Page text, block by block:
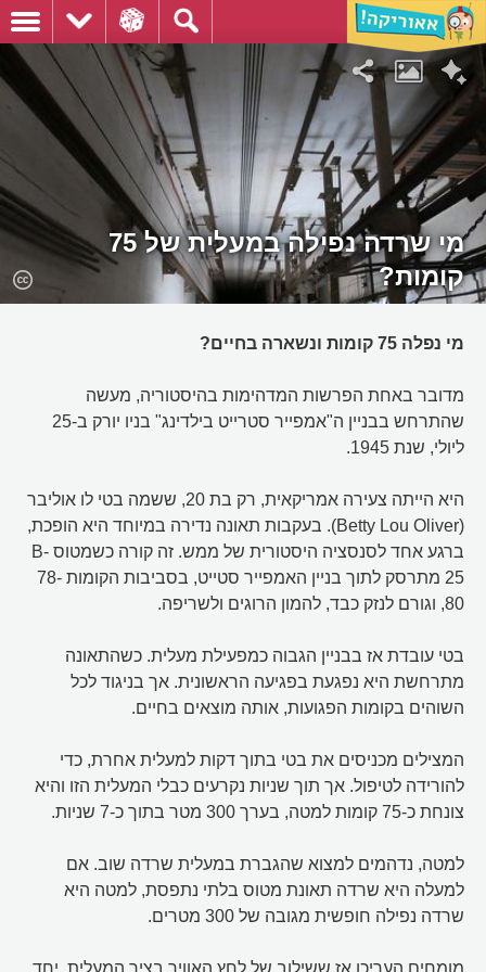
מי שרדה נפילה במעלית של 75
קומות?
מי נפלה 75 קומות ונשארה בחיים?
מדובר באחת הפרשות המדהימות בהיסטוריה, מעשה
שהתרחש בבניין ה"אמפייר סטרייט בילדינג" בניו יורק ב-25
ליולי, שנת 1945.
היא הייתה צעירה אמריקאית, רק בת 20, ששמה בטי לו אוליבר
(Betty Lou Oliver). בעקבות תאונה נדירה במיוחד היא הופכת,
ברגע אחד לסנסציה היסטורית של ממש. זה קורה כשמטוס B-
25 מתרסק לתוך בניין האמפייר סטייט, בסביבות הקומות 78-
80, וגורם לנזק כבד, להמון הרוגים ולשריפה.
בטי עובדת אז בבניין הגבוה כמפעילת מעלית. כשהתאונה
מתרחשת היא נפגעת בפגיעה הראשונית. אך בניגוד לכל
השוהים בקומות הפגועות, אותה מוצאים בחיים.
המצילים מכניסים את בטי בתוך דקות למעלית אחרת, כדי
להורידה לטיפול. אך תוך שניות נקרעים כבלי המעלית הזו והיא
צונחת כ-75 קומות למטה, בערך 300 מטר בתוך כ-7 שניות.
למטה, נדהמים למצוא שהגברת במעלית שרדה שוב. אם
למעלה היא שרדה תאונת מטוס בלתי נתפסת, למטה היא
שרדה נפילה חופשית מגובה של 300 מטרים.
מומחים העריכו אז ששילוב של לחץ האוויר בציר המעלית, יחד